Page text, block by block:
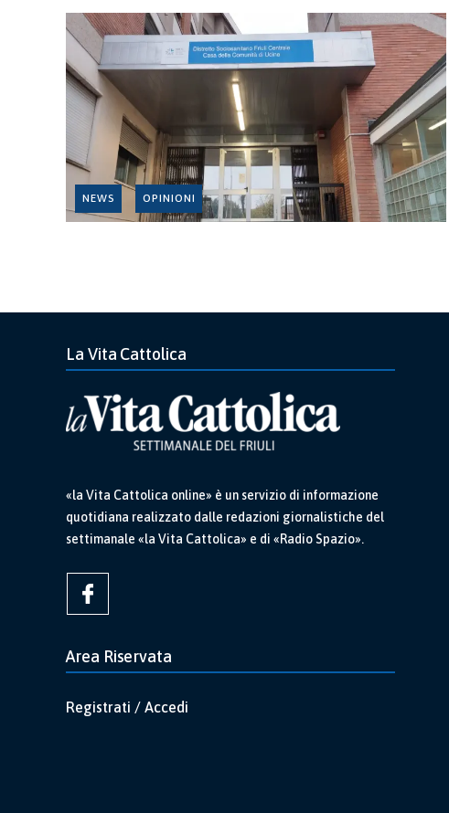
NEWS OPINIONI
La Vita Cattolica
«la Vita Cattolica online» è un servizio di informazione
quotidiana realizzato dalle redazioni giornalistiche del
settimanale «la Vita Cattolica» e di «Radio Spazio».
Area Riservata
Registrati / Accedi